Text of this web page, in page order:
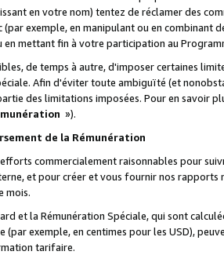
en votre nom) tentez de réclamer des
exemple, en manipulant ou en combinant
en mettant fin à votre participation au
de temps à autre, d'imposer certaines
Afin d'éviter toute ambiguïté (et
des limitations imposées. Pour en savoir
»).
de la Rémunération
commercialement raisonnables pour
et pour créer et vous fournir nos
mois.
et la Rémunération Spéciale, qui sont
(par exemple, en centimes pour les USD),
tarifaire.